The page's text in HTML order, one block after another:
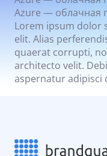
Azure — облачная
Lorem ipsum dolor
elit. Alias
quaerat corrupti,
architecto velit.
aspernatur adipisci